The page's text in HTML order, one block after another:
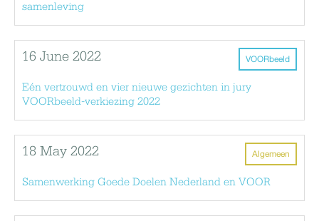
samenleving
VOORbeeld
16 June 2022
Eén vertrouwd en vier nieuwe gezichten in jury
VOORbeeld-verkiezing 2022
Algemeen
18 May 2022
Samenwerking Goede Doelen Nederland en VOOR